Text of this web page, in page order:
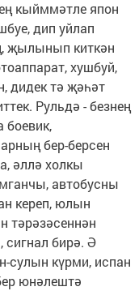
кыйммәтле япон
дип уйлап
җылынып киткән
хушбуй,
дидек тә җәһәт
Рульдә - безнең
боевик,
бер-берсен
әллә холкы
автобусны
кереп, юлын
тәрәзәсеннән
бирә. Ә
сулын күрми, испан
юнәлештә